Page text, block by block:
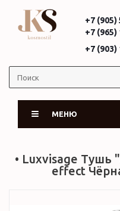
+7 (905)
+7 (965)
+7 (903)
МЕНЮ
• Luxvisage Тушь
effect